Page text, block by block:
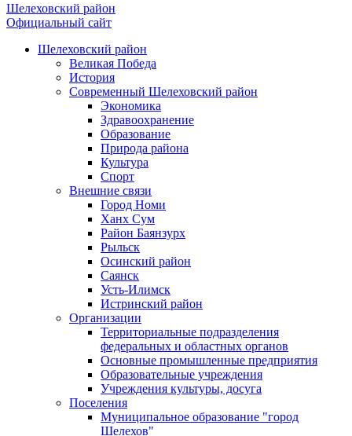
Шелеховский район
Официальный сайт
Шелеховский район
Великая Победа
История
Современный Шелеховский район
Экономика
Здравоохранение
Образование
Природа района
Культура
Спорт
Внешние связи
Город Номи
Ханх Сум
Район Баянзурх
Рыльск
Осинский район
Саянск
Усть-Илимск
Истринский район
Организации
Территориальные подразделения
федеральных и областных органов
Основные промышленные предприятия
Образовательные учреждения
Учреждения культуры, досуга
Поселения
Муниципальное образование "город
Шелехов"